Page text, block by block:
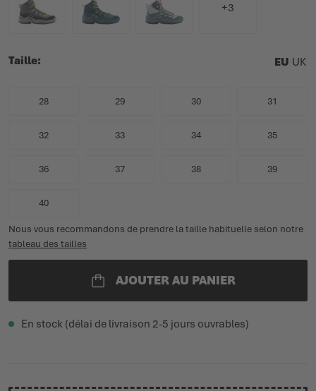
+3
Taille EU UK
28 29 30 31
32 33 34 35
36 37 38 39
40
Nous vous recommandons de prendre la taille habituelle selon notre
tableau des tailles
AJOUTER AU PANIER
En stock (délai de livraison 2-5 jours ouvrables)